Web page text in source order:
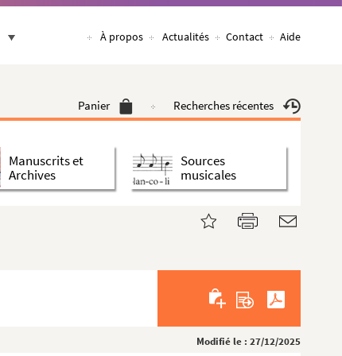
À propos Actualités Contact Aide
Panier Recherches récentes
Manuscrits et
Archives
Sources
musicales
Modifié le : 27/12/2025